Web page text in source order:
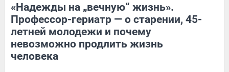
«Надежды на „вечную“ жизнь».
Профессор-гериатр — о старении, 45-
летней молодежи и почему
невозможно продлить жизнь
человека